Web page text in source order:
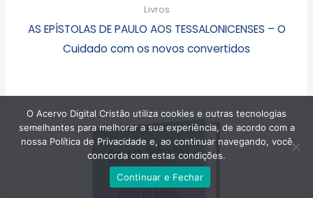
Livros
AS EPÍSTOLAS DE PAULO AOS TESSALONICENSES – O
Cuidado com os novos convertidos
O Acervo Digital Cristão utiliza cookies e outras tecnologias
semelhantes para melhorar a sua experiência, de acordo com a
nossa Política de Privacidade e, ao continuar navegando, você
concorda com estas condições.
Continuar e Fechar